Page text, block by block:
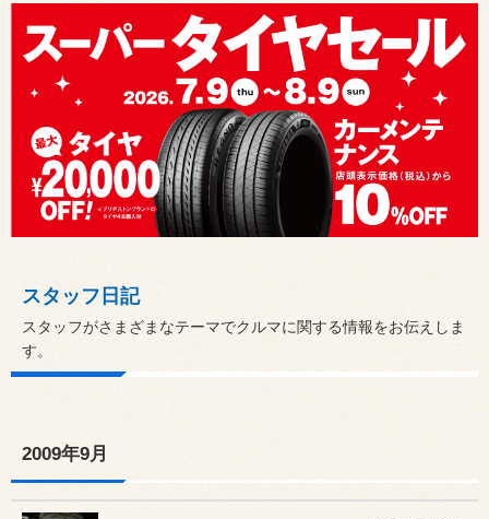
スタッフ日記
スタッフがさまざまなテーマでクルマに関する情報をお伝えしま
す。
2009年9月